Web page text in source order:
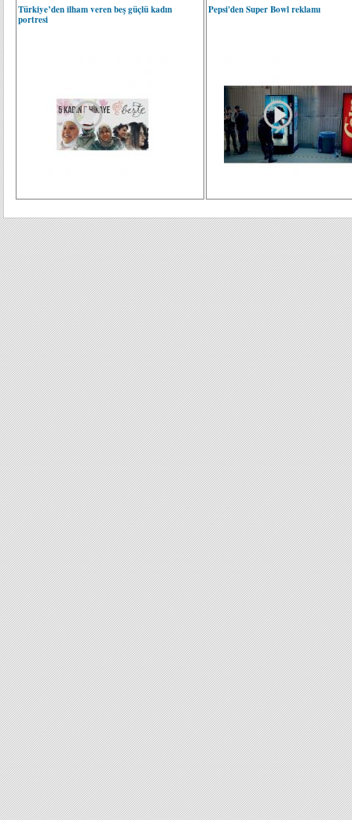
Türkiye’den ilham veren beş güçlü kadın
portresi
Pepsi'den Super Bowl reklamı